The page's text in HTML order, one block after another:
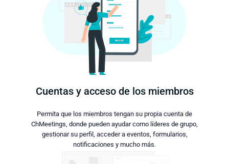
Cuentas y acceso de los miembros
Permita que los miembros tengan su propia cuenta de
ChMeetings, donde pueden ayudar como líderes de grupo,
gestionar su perfil, acceder a eventos, formularios,
notificaciones y mucho más.